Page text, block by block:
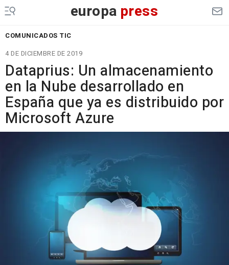
europa press
COMUNICADOS TIC
4 DE DICIEMBRE DE 2019
Dataprius: Un almacenamiento
en la Nube desarrollado en
España que ya es distribuido por
Microsoft Azure